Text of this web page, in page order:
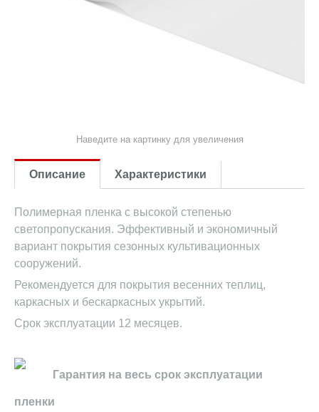
Наведите на картинку для увеличения
Описание Характеристики
Полимерная пленка с высокой степенью
светопропускания. Эффективный и экономичный
вариант покрытия сезонных культивационных
сооружений.
Рекомендуется для покрытия весенних теплиц,
каркасных и бескаркасных укрытий.
Срок эксплуатации 12 месяцев.
Гарантия на весь срок эксплуатации
пленки